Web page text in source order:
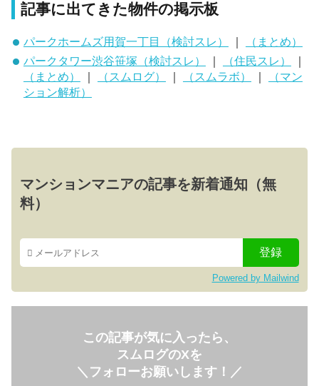
記事に出てきた物件の掲示板
パークホームズ用賀一丁目（検討スレ）
（まとめ）
パークタワー渋谷笹塚（検討スレ）
｜ （住民スレ）
｜
（まとめ）
｜ （スムログ） ｜ （スムラボ） ｜
（マン
ション解析）
マンションマニアの記事を新着通知（無
料）
Powered by Mailwind
この記事が気に入ったら、
スムログのXを
＼フォローお願いします！／